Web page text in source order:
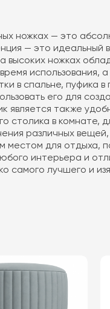
ножках — это
— это
высоких ножках
в спальне,
его для
является также
столика в
различных
для отдыха,
интерьера и
самого лучшего и